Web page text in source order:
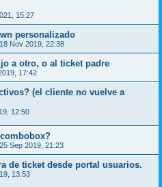
15:27
personalizado
18 Nov 2019, 22:38
a otro, o al ticket padre
17:42
(el cliente no vuelve a
12:50
25 Sep 2019, 21:23
de ticket desde portal usuarios.
13:53